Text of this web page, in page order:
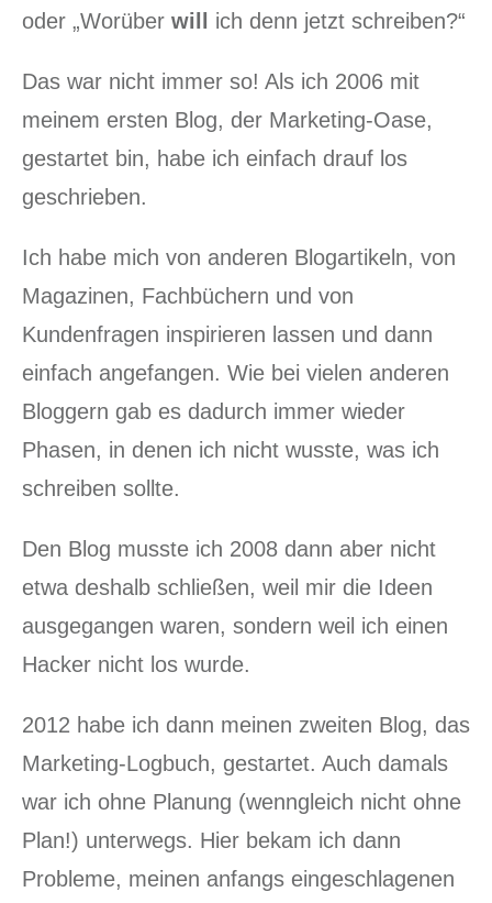
oder „Worüber will ich denn jetzt schreiben?“
Das war nicht immer so! Als ich 2006 mit
meinem ersten Blog, der Marketing-Oase,
gestartet bin, habe ich einfach drauf los
geschrieben.
Ich habe mich von anderen Blogartikeln, von
Magazinen, Fachbüchern und von
Kundenfragen inspirieren lassen und dann
einfach angefangen. Wie bei vielen anderen
Bloggern gab es dadurch immer wieder
Phasen, in denen ich nicht wusste, was ich
schreiben sollte.
Den Blog musste ich 2008 dann aber nicht
etwa deshalb schließen, weil mir die Ideen
ausgegangen waren, sondern weil ich einen
Hacker nicht los wurde.
2012 habe ich dann meinen zweiten Blog, das
Marketing-Logbuch, gestartet. Auch damals
war ich ohne Planung (wenngleich nicht ohne
Plan!) unterwegs. Hier bekam ich dann
Probleme, meinen anfangs eingeschlagenen